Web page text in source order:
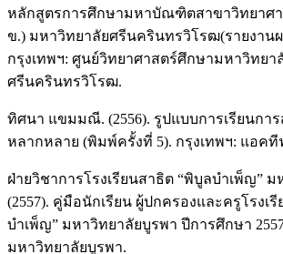
หลักสูตรการศึกษามหาบัณฑิตสาขาวิทยาศ
ข.) มหาวิทยาลัยศรีนครินทรวิโรฒ(รายงานผ
กรุงเทพฯ: ศูนย์วิทยาศาสตร์ศึกษามหาวิทยา
ศรีนครินทรวิโรฒ.
ทิศนา แขมมณี. (2556). รูปแบบการเรียนกา
หลากหลาย (พิมพ์ครั้งที่ 5). กรุงเทพฯ: แอค
ฝ่ายวิชาการโรงเรียนสาธิต “พิบูลบำเพ็ญ”
(2557). คู่มือนักเรียน ผู้ปกครองและครูโรงเ
บำเพ็ญ” มหาวิทยาลัยบูรพา ปีการศึกษา
มหาวิทยาลัยบูรพา.